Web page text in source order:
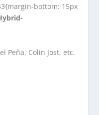
bottom: 15px
Peña, Colin Jost, etc.